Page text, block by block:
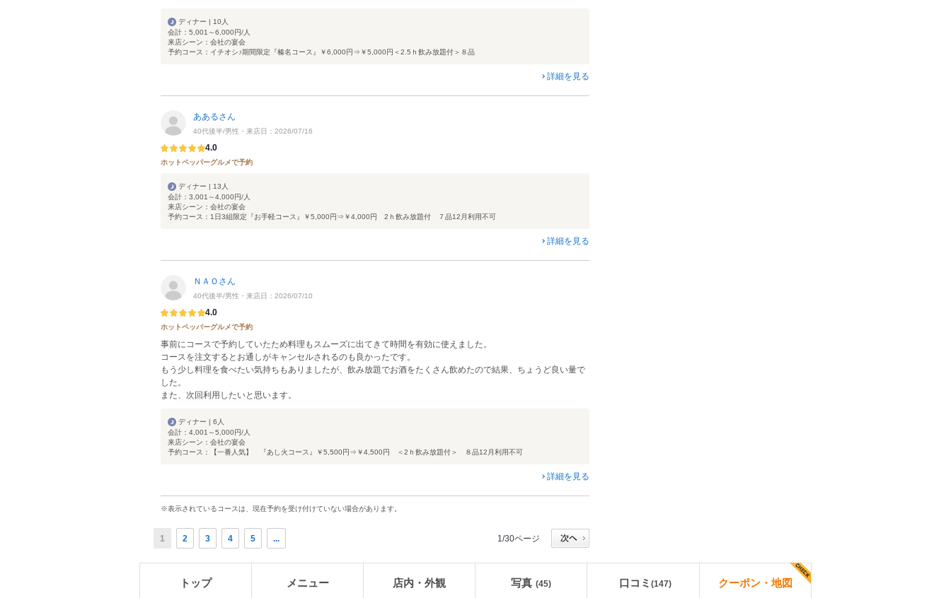
ディナー | 10人
会計：5,001～6,000円/人
来店シーン：会社の宴会
予約コース：イチオシ♪期間限定『榛名コース』￥6,000円⇒￥5,000円＜2.5ｈ飲み放題付＞８品
詳細を見る
ああるさん
40代後半/男性・来店日：2026/07/16
4.0
ホットペッパーグルメで予約
ディナー | 13人
会計：3,001～4,000円/人
来店シーン：会社の宴会
予約コース：1日3組限定『お手軽コース』￥5,000円⇒￥4,000円 2ｈ飲み放題付 ７品12月利用不可
詳細を見る
ＮＡＯさん
40代後半/男性・来店日：2026/07/10
4.0
ホットペッパーグルメで予約
事前にコースで予約していたため料理もスムーズに出てきて時間を有効に使えました。
コースを注文するとお通しがキャンセルされるのも良かったです。
もう少し料理を食べたい気持ちもありましたが、飲み放題でお酒をたくさん飲めたので結果、ちょうど良い量で
した。
また、次回利用したいと思います。
ディナー | 6人
会計：4,001～5,000円/人
来店シーン：会社の宴会
予約コース：【一番人気】 『あし火コース』￥5,500円⇒￥4,500円 ＜2ｈ飲み放題付＞ ８品12月利用不可
詳細を見る
※表示されているコースは、現在予約を受け付けていない場合があります。
1 2 3 4 5 ... 1/30ページ
トップ メニュー 店内・外観 写真 (45) 口コミ (147) クーポン・地図